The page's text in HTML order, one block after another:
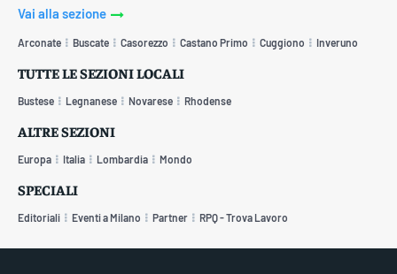
Vai alla sezione
Arconate Buscate Casorezzo Castano Primo Cuggiono Inveruno
TUTTE LE SEZIONI LOCALI
Bustese Legnanese Novarese Rhodense
ALTRE SEZIONI
Europa Italia Lombardia Mondo
SPECIALI
Editoriali Eventi a Milano Partner RPQ - Trova Lavoro